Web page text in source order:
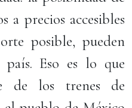
a precios accesibles
posible, pueden
Eso es lo que
de los trenes de